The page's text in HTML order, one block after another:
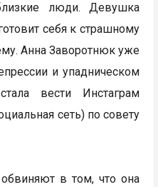
люди. Девушка
себя к страшному
Анна Заворотнюк уже
и упадническом
вести Инстаграм
сеть) по совету
в том, что она